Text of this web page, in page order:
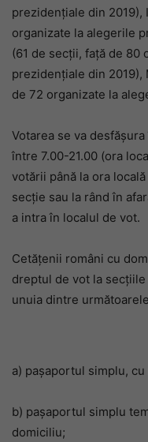
prezidențiale din 2019),
organizate la alegerile
(61 de secții, față de 80
prezidențiale din 2019),
de 72 organizate la
Votarea se va
între 7.00-21.00 (ora
votării până la ora
secție sau la rând în
a intra în localul de vot.
Cetățenii români cu
dreptul de vot la
unuia dintre
a) pașaportul simplu,
b) pașaportul simplu
domiciliu;